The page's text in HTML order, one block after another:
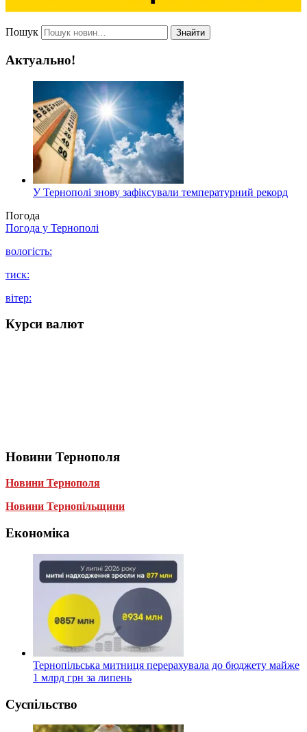
Пошук Знайти
Актуально!
У Тернополі знову зафіксували температурний рекорд
Погода
Погода у Тернополі
вологість:
тиск:
вітер:
Курси валют
Новини Тернополя
Новини Тернополя
Новини Тернопільщини
Економіка
Тернопільська митниця перерахувала до бюджету майже
1 млрд грн за липень
Суспільство